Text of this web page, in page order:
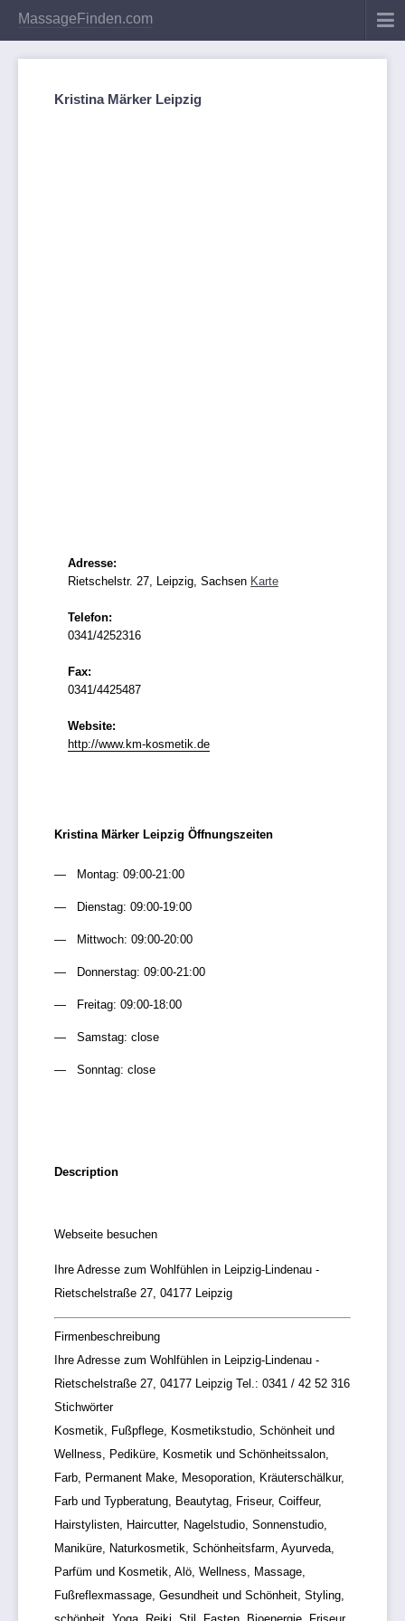
MassageFinden.com
Kristina Märker Leipzig
Adresse:
Rietschelstr. 27, Leipzig, Sachsen Karte
Telefon:
0341/4252316
Fax:
0341/4425487
Website:
http://www.km-kosmetik.de
Kristina Märker Leipzig Öffnungszeiten
Montag: 09:00-21:00
Dienstag: 09:00-19:00
Mittwoch: 09:00-20:00
Donnerstag: 09:00-21:00
Freitag: 09:00-18:00
Samstag: close
Sonntag: close
Description
Webseite besuchen
Ihre Adresse zum Wohlfühlen in Leipzig-Lindenau -
Rietschelstraße 27, 04177 Leipzig
Firmenbeschreibung
Ihre Adresse zum Wohlfühlen in Leipzig-Lindenau -
Rietschelstraße 27, 04177 Leipzig Tel.: 0341 / 42 52 316
Stichwörter
Kosmetik, Fußpflege, Kosmetikstudio, Schönheit und
Wellness, Pediküre, Kosmetik und Schönheitssalon,
Farb, Permanent Make, Mesoporation, Kräuterschälkur,
Farb und Typberatung, Beautytag, Friseur, Coiffeur,
Hairstylisten, Haircutter, Nagelstudio, Sonnenstudio,
Maniküre, Naturkosmetik, Schönheitsfarm, Ayurveda,
Parfüm und Kosmetik, Alö, Wellness, Massage,
Fußreflexmassage, Gesundheit und Schönheit, Styling,